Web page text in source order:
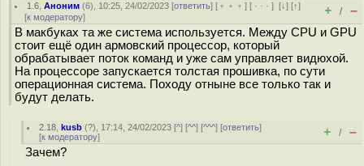
1.6 ,Аноним (6), 10:25, 24/02/2023 [ответить] [ ﹢﹢﹢] [ · · ·][↓] [↑]
[к модератору] + / –
В макбуках та же система используется. Между CPU и GPU
стоит ещё один армовский процессор, который
обрабатывает поток команд и уже сам управляет видюхой.
На процессоре запускается толстая прошивка, по сути
операционная система. Походу отныне все только так и
будут делать.
2.18 ,kusb (?), 17:14, 24/02/2023 [^] [^^] [^^^] [ответить]
[к модератору] + / –
Зачем?